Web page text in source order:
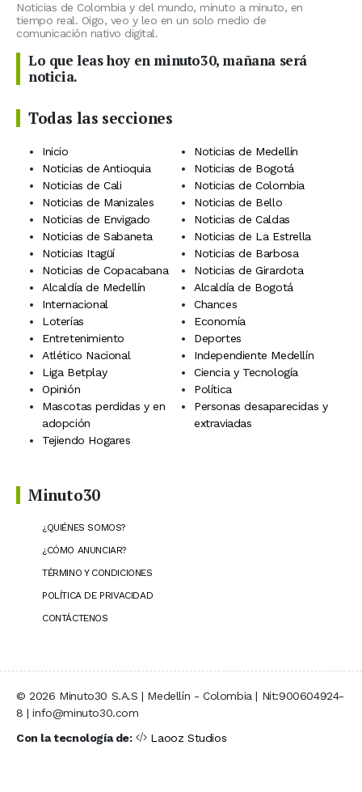
Noticias de Colombia y del mundo, minuto a minuto, en
tiempo real. Oigo, veo y leo en un solo medio de
comunicación nativo digital.
Lo que leas hoy en minuto30, mañana será
noticia.
Todas las secciones
Inicio
Noticias de Medellín
Noticias de Antioquia
Noticias de Bogotá
Noticias de Cali
Noticias de Colombia
Noticias de Manizales
Noticias de Bello
Noticias de Envigado
Noticias de Caldas
Noticias de Sabaneta
Noticias de La Estrella
Noticias Itagüí
Noticias de Barbosa
Noticias de Copacabana
Noticias de Girardota
Alcaldía de Medellín
Alcaldía de Bogotá
Internacional
Chances
Loterías
Economía
Entretenimiento
Deportes
Atlético Nacional
Independiente Medellín
Liga Betplay
Ciencia y Tecnología
Opinión
Política
Mascotas perdidas y en
adopción
Personas desaparecidas y
extraviadas
Tejiendo Hogares
Minuto30
¿QUIÉNES SOMOS?
¿CÓMO ANUNCIAR?
TÉRMINO Y CONDICIONES
POLÍTICA DE PRIVACIDAD
CONTÁCTENOS
© 2026 Minuto30 S.A.S | Medellín - Colombia | Nit:900604924-
8 | info@minuto30.com
Con la tecnología de:
Laooz Studios